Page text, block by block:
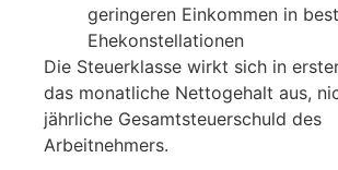
geringeren Einkommen in
Ehekonstellationen
Die Steuerklasse wirkt sich in
das monatliche Nettogehalt aus,
jährliche Gesamtsteuerschuld des
Arbeitnehmers.